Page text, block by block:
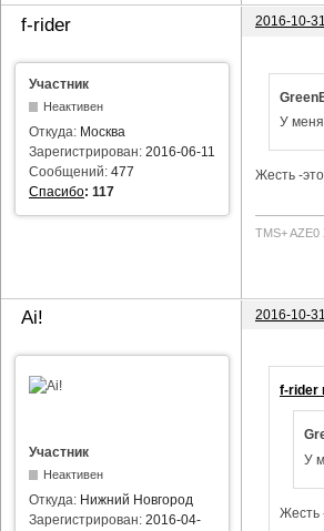
f-rider 2016-10-
Участник
Неактивен
Откуда: Москва
Зарегистрирован: 2016-06-11
Сообщений: 477
Спасибо: 117
У меня
Жесть -
TMS+ AZE0
Ai! 2016-10-
Участник
Неактивен
Откуда: Нижний Новгород
Зарегистрирован: 2016-04-
f-rider
У
Жесть